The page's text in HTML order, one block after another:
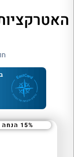
15% הנחה